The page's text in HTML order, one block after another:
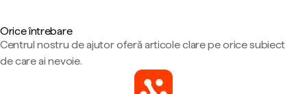
Orice întrebare
Centrul nostru de ajutor oferă articole clare pe orice subiect
de care ai nevoie.